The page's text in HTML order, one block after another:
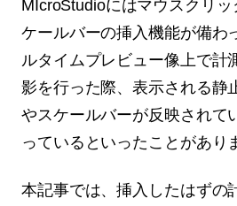
MIcroStudioにはマウスクリ
ケールバーの挿入機能が備わ
ルタイムプレビュー像上で計
影を行った際、表示される静
やスケールバーが反映されて
っているといったことがあり
本記事では、挿入したはずの